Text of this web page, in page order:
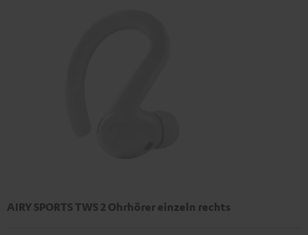
AIRY SPORTS TWS 2 Ohrhörer einzeln rechts